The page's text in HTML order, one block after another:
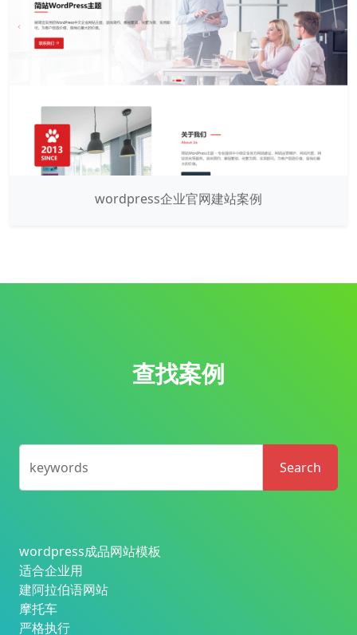
wordpress企业官网建站案例
查找案例
keywords Search
wordpress成品网站模板
适合企业用
建阿拉伯语网站
摩托车
严格执行